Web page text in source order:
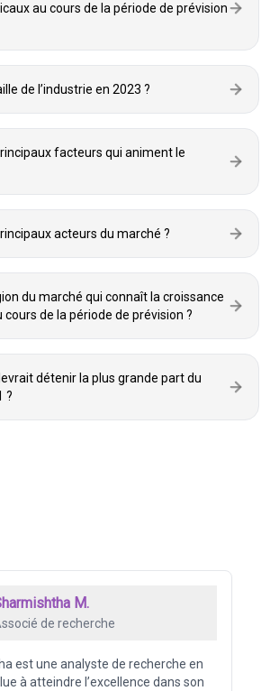
au cours de la période de prévision
de l’industrie en 2023 ?
facteurs qui animent le
acteurs du marché ?
du marché qui connaît la croissance
cours de la période de prévision ?
détenir la plus grande part du
?
M.
de recherche
est une analyste de recherche en
à atteindre l’excellence dans son